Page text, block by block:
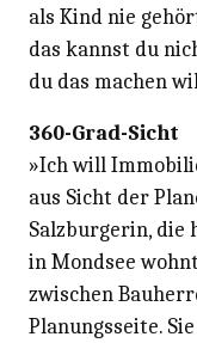
als Kind nie
das kannst du
du das machen
360-Grad-Sicht
»Ich will
aus Sicht der
Salzburgerin, die
in Mondsee
zwischen
Planungsseite.